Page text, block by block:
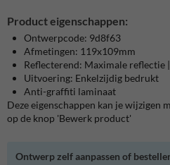
Product eigenschappen:
Ontwerpcode: 9d8f63
Afmetingen: 119x109mm
Reflecterend: Maximale reflectie
Uitvoering: Enkelzijdig bedrukt
Anti-graffiti laminaat
Deze eigenschappen kan je wijzigen
op de knop 'Bewerk product'
Ontwerp zelf aanpassen of